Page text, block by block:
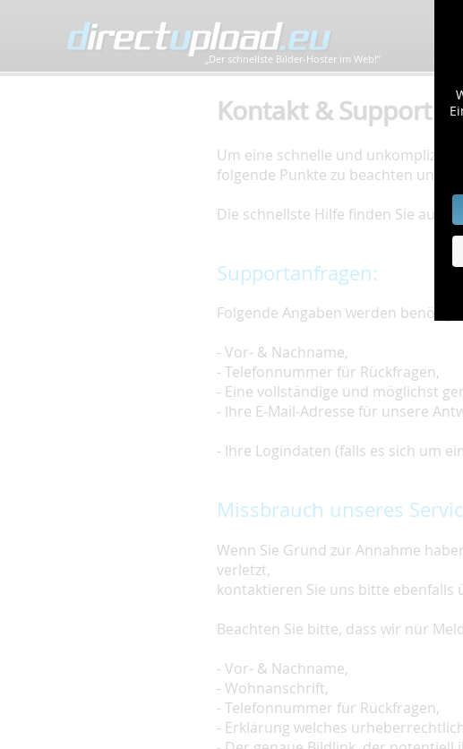
„Der schnellste Bilder-Hoster im Web!”
Kontakt & Support
Um eine schnelle und
folgende Punkte zu beachten und
Die schnellste Hilfe finden Sie auf
Supportanfragen:
Folgende Angaben werden benötigt:
- Vor- & Nachname,
- Telefonnummer für Rückfragen,
- Eine vollständige und möglichst
- Ihre E-Mail-Adresse für unsere
- Ihre Logindaten (falls es sich um
Missbrauch unseres
Wenn Sie Grund zur Annahme
verletzt,
kontaktieren Sie uns bitte ebenfalls
Beachten Sie bitte, dass wir nur
- Vor- & Nachname,
- Wohnanschrift,
- Telefonnummer für Rückfragen,
- Erklärung welches